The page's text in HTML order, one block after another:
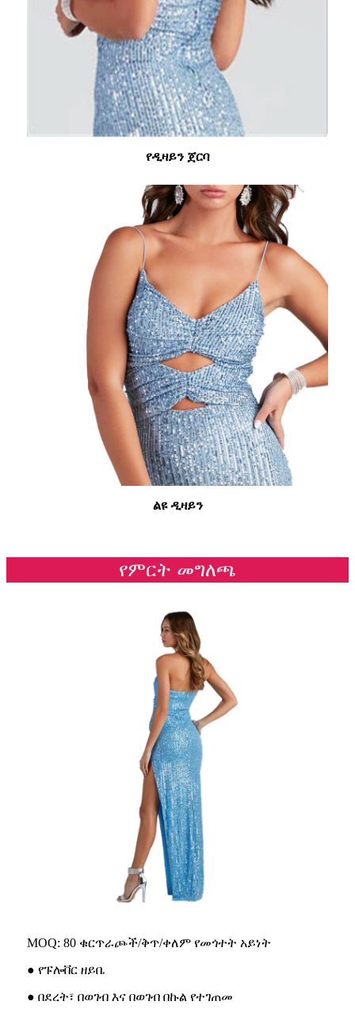
የዲዛይን ጀርባ
ልዩ ዲዛይን
የምርት መግለጫ
MOQ: 80 ቁርጥራጮች/ቅጥ/ቀለም የመጎተት አይነት
● የፑሎቨር ዘይቤ
● በደረት፣ በወገብ እና በወገብ በኩል የተገጠመ